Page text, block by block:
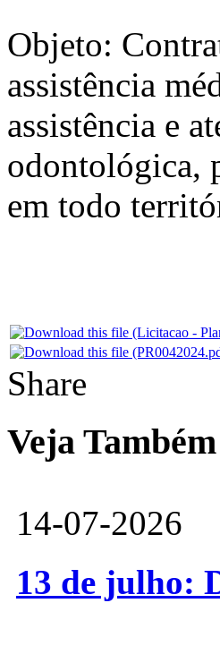
Objeto:
assistência
assistência e
odontológica,
em todo
Share
Veja Também
14-07-2026
13 de julho: